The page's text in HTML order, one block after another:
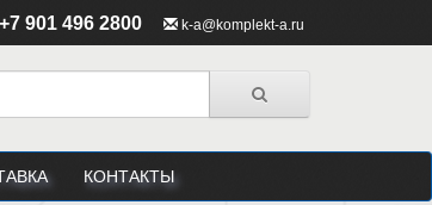
+7 901 496 2800 k-a@komplekt-a.ru
КОНТАКТЫ